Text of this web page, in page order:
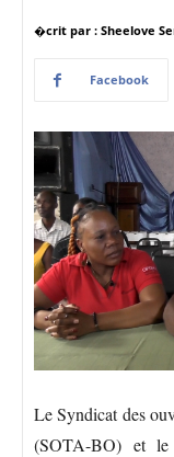
�crit par : Sheelove
Facebook
Le Syndicat des
(SOTA-BO) et le